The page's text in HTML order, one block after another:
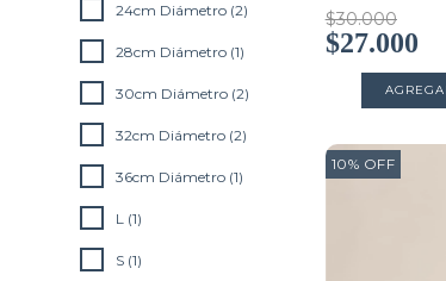
24cm Diámetro (2)
28cm Diámetro (1)
30cm Diámetro (2)
32cm Diámetro (2)
36cm Diámetro (1)
L (1)
S (1)
$30.000
$27.000
10% OFF